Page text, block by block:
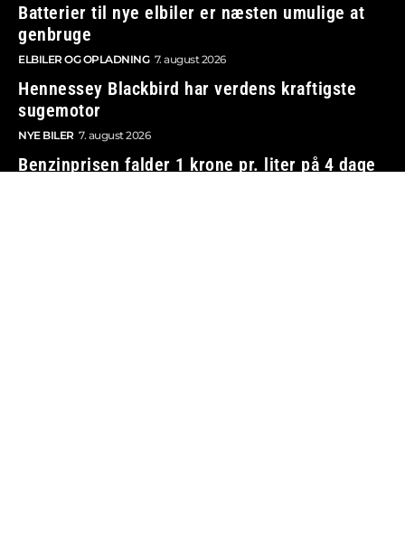
Batterier til nye elbiler er næsten umulige at
genbruge
ELBILER OG OPLADNING 7. august 2026
Hennessey Blackbird har verdens kraftigste
sugemotor
NYE BILER 7. august 2026
Benzinprisen falder 1 krone pr. liter på 4 dage